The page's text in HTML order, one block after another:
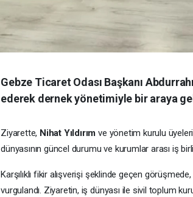
Gebze Ticaret Odası Başkanı
ederek dernek yönetimiyle bir araya
Ziyarette, Nihat Yıldırım ve yönetim kurulu
dünyasının güncel durumu ve kurumlar arası iş
Karşılıklı fikir alışverişi şeklinde geçen
vurgulandı. Ziyaretin, iş dünyası ile sivil toplum